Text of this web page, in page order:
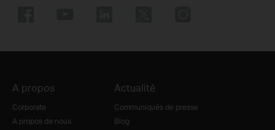
A propos
Corporate
A propos de nous
Actualité
Communiqués de presse
Blog